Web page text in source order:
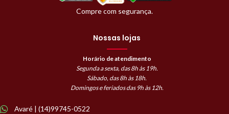
Compre com segurança.
Nossas lojas
Horário de atendimento
Segunda a sexta, das 8h às 19h.
Sábado, das 8h às 18h.
Domingos e feriados das 9h às 12h.
Avaré | (14)99745-0522